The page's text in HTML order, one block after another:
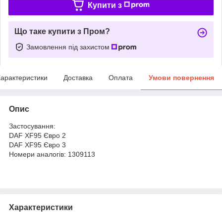
Купити з
Що таке купити з Пром?
Замовлення під захистом
Доставка Оплата Умови повернення
Опис
Застосування:
DAF XF95 Євро 2
DAF XF95 Євро 3
Номери аналогів: 1309113
Характеристики